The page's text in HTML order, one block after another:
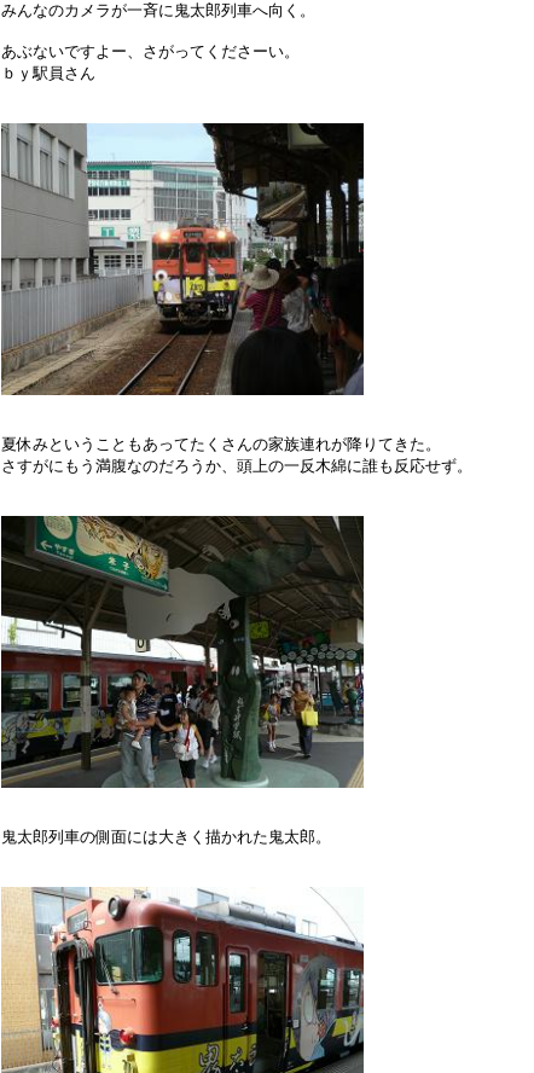
みんなのカメラが一斉に鬼太郎列車へ向く。
あぶないですよー、さがってくださーい。
ｂｙ駅員さん
夏休みということもあってたくさんの家族連れが降りてきた。
さすがにもう満腹なのだろうか、頭上の一反木綿に誰も反応せず。
鬼太郎列車の側面には大きく描かれた鬼太郎。